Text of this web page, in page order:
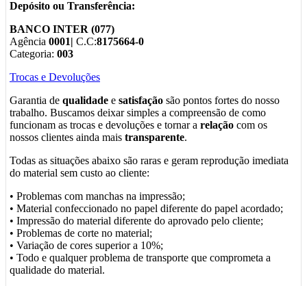
Depósito ou Transferência:
BANCO INTER (077)
Agência 0001| C.C:8175664-0
Categoria: 003
Trocas e Devoluções
Garantia de qualidade e satisfação são pontos fortes do nosso
trabalho. Buscamos deixar simples a compreensão de como
funcionam as trocas e devoluções e tornar a relação com os
nossos clientes ainda mais transparente.
Todas as situações abaixo são raras e geram reprodução imediata
do material sem custo ao cliente:
• Problemas com manchas na impressão;
• Material confeccionado no papel diferente do papel acordado;
• Impressão do material diferente do aprovado pelo cliente;
• Problemas de corte no material;
• Variação de cores superior a 10%;
• Todo e qualquer problema de transporte que comprometa a
qualidade do material.